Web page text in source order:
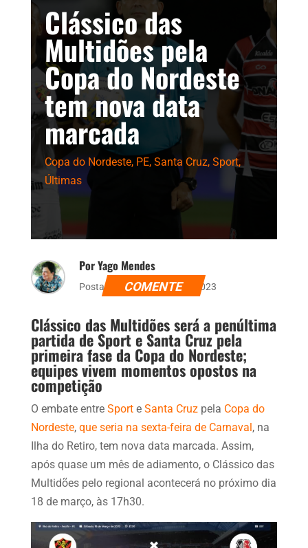
Clássico das
Multidões pela
Copa do Nordeste
tem nova data
marcada
Copa do Nordeste, PE, Santa Cruz, Sport,
Últimas
Por Yago Mendes
Postado dia 2 de março de 2023
COMENTE
Clássico das Multidões será a penúltima
partida de Sport e Santa Cruz pela
primeira fase da Copa do Nordeste;
equipes vivem momentos opostos na
competição
O embate entre Sporte Santa Cruzpela Copa do
Nordeste, que seria na sexta-feira de Carnaval, na
Ilha do Retiro, tem nova data marcada. Assim,
após quase um mês de adiamento, o Clássico das
Multidões pelo regional acontecerá no próximo dia
18 de março, às 17h30.